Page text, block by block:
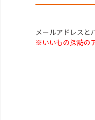
メールアドレスと
※いいもの探訪の